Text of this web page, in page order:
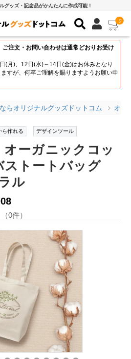
グッズ・記念品がかんたんに作成可能！
0
ご注文・お問い合わせは通常どおりお受け
(月)、12日(水)～14日(金)はお休みとなり
すが、何卒ご理解を賜りますようお願い申
らオリジナルグッズドットコム オリ
ら作れる デザインツール
ーガニックコッ
ストートバッグ
ル
（0件）